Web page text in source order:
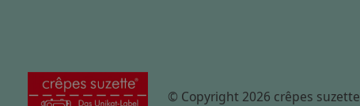
© Copyright 2026 crêpes suzette